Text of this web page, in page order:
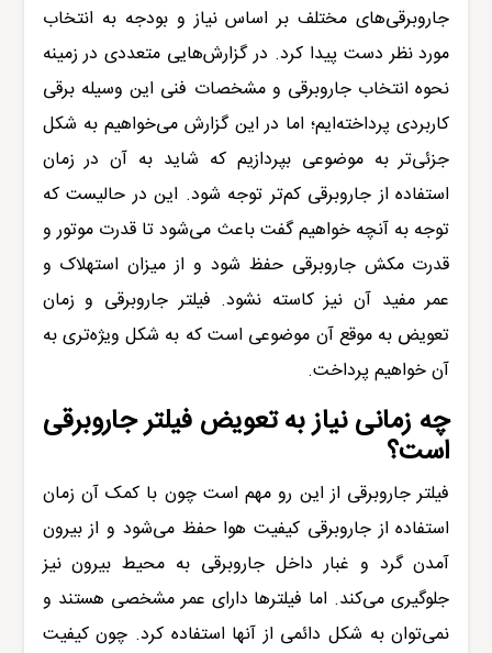
جاروبرقی‌های مختلف بر اساس نیاز و بودجه به انتخاب
مورد نظر دست پیدا کرد. در گزارش‌هایی متعددی در زمینه
نحوه انتخاب جاروبرقی و مشخصات فنی این وسیله برقی
کاربردی پرداخته‌ایم؛ اما در این گزارش می‌خواهیم به شکل
جزئی‌تر به موضوعی بپردازیم که شاید به آن در زمان
استفاده از جاروبرقی کم‌تر توجه شود. این در حالیست که
توجه به آنچه خواهیم گفت باعث می‌شود تا قدرت موتور و
قدرت مکش جاروبرقی حفظ شود و از میزان استهلاک و
عمر مفید آن نیز کاسته نشود. فیلتر جاروبرقی و زمان
تعویض به موقع آن موضوعی است که به شکل ویژه‌تری به
آن خواهیم پرداخت.
چه زمانی نیاز به تعویض فیلتر جاروبرقی
است؟
فیلترجاروبرقی از این رو مهم است چون با کمک آن زمان
استفاده از جاروبرقی کیفیت هوا حفظ می‌شود و از بیرون
آمدن گرد و غبار داخل جاروبرقی به محیط بیرون نیز
جلوگیری می‌کند. اما فیلترها دارای عمر مشخصی هستند و
نمی‌توان به شکل دائمی از آنها استفاده کرد. چون کیفیت